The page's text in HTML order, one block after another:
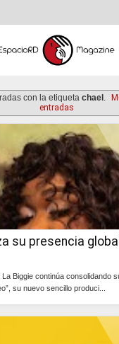
con la etiquetachael
entradas
su presencia
Biggie continúa consolidando
su nuevo sencillo produci...